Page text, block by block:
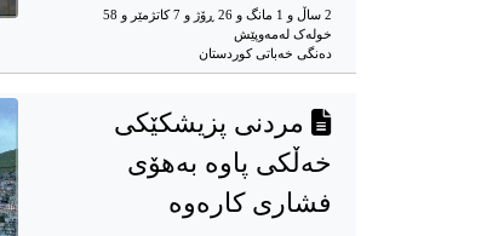
2 ساڵ و 1 مانگ و 26 ڕۆژ و 7 کاتژمێر و 58
خوله‌ک له‌مه‌وپێش‌
دەنگی خەباتی کوردستان
مردنی پزیشکێکی
خەڵكی پاوە بەهۆی
فشاری کارەوە